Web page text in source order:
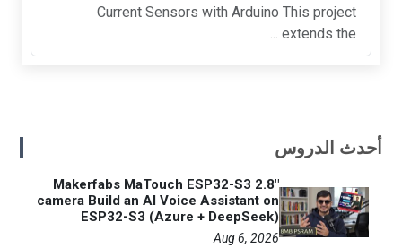
Current Sensors with Arduino This project
extends the ...
أحدث الدروس
Makerfabs MaTouch ESP32-S3 2.8"
camera Build an AI Voice Assistant on
ESP32-S3 (Azure + DeepSeek)
Aug 6, 2026